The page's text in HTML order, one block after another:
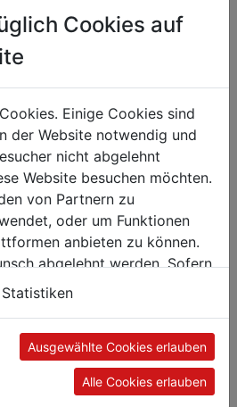
Cookies auf
Einige Cookies sind
der Website notwendig und
nicht abgelehnt
Website besuchen möchten.
von Partnern zu
oder um Funktionen
anbieten zu können.
abgelehnt werden. Sofern
nutzen, geben Sie
Cookies.
Statistiken
Ausgewählte Cookies erlauben
Alle Cookies erlauben